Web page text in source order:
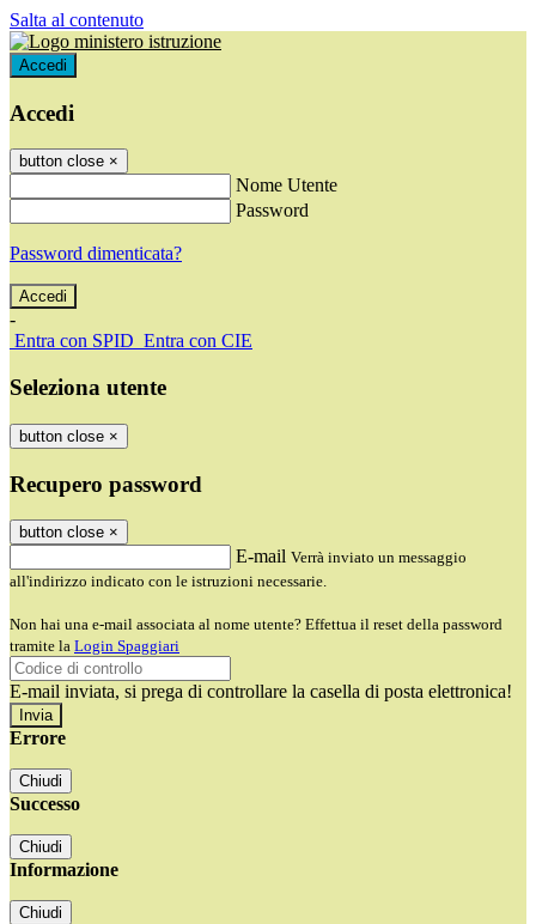
Salta al contenuto
Accedi
Accedi
button close ×
Nome Utente
Password
Password dimenticata?
-
Entra con SPID Entra con CIE
Seleziona utente
button close ×
Recupero password
button close ×
E-mail Verrà inviato un messaggio
all'indirizzo indicato con le istruzioni necessarie.
Non hai una e-mail associata al nome utente? Effettua il reset della password
tramite la Login Spaggiari
E-mail inviata, si prega di controllare la casella di posta elettronica!
Errore
Chiudi
Successo
Chiudi
Informazione
Chiudi